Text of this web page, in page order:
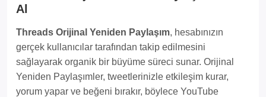
Al
Threads Orijinal Yeniden Paylaşım, hesabınızın
gerçek kullanıcılar tarafından takip edilmesini
sağlayarak organik bir büyüme süreci sunar. Orijinal
Yeniden Paylaşımler, tweetlerinizle etkileşim kurar,
yorum yapar ve beğeni bırakır, böylece YouTube